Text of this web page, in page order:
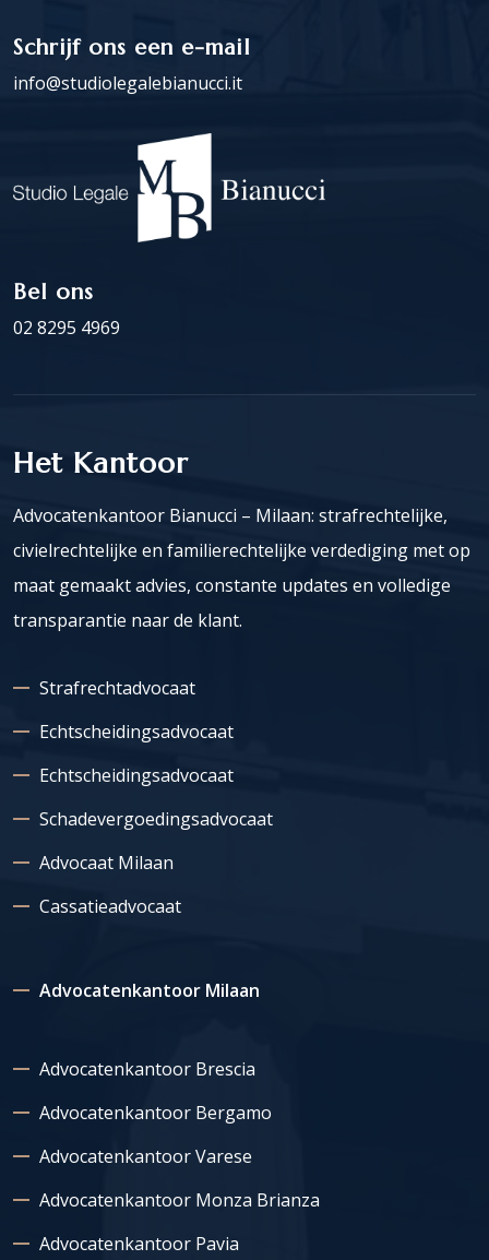
Schrijf ons een e-mail
info@studiolegalebianucci.it
Bel ons
02 8295 4969
Het Kantoor
Advocatenkantoor Bianucci – Milaan: strafrechtelijke,
civielrechtelijke en familierechtelijke verdediging met op
maat gemaakt advies, constante updates en volledige
transparantie naar de klant.
Strafrechtadvocaat
Echtscheidingsadvocaat
Echtscheidingsadvocaat
Schadevergoedingsadvocaat
Advocaat Milaan
Cassatieadvocaat
Advocatenkantoor Milaan
Advocatenkantoor Brescia
Advocatenkantoor Bergamo
Advocatenkantoor Varese
Advocatenkantoor Monza Brianza
Advocatenkantoor Pavia